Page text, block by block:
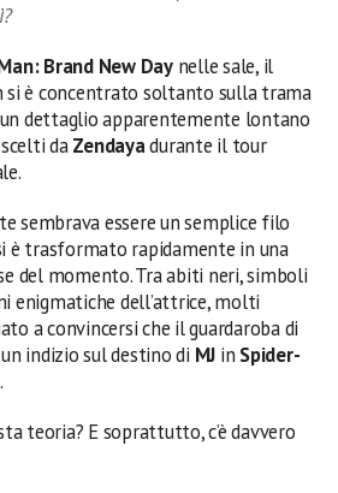
Brand New Daynelle sale, il
è concentrato soltanto sulla trama
dettaglio apparentemente lontano
daZendayadurante il tour
sembrava essere un semplice filo
è trasformato rapidamente in una
del momento. Tra abiti neri, simboli
enigmatiche dell’attrice, molti
a convincersi che il guardaroba di
indizio sul destino di MJ in Spider-
.
teoria? E soprattutto, c’è davvero